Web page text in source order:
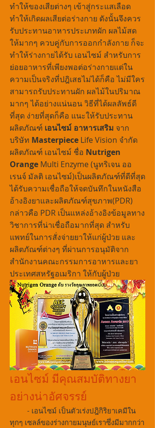
ทำให้ของเสียต่างๆ เข้าสู่กระแสเลือด
ทำให้เกิดผลเสียต่อร่างกาย ดังนั้นจึงควร
รับประทานอาหารประเภทผัก ผลไม้สด
ให้มากๆ ควบคู่กับการออกกำลังกาย ก็จะ
ทำให้ร่างกายได้รับ เอนไซม์ สำหรับการ
ย่อยอาหารที่เพียงพอต่อร่างกายแต่ใน
ความเป็นจริงที่ปฎิเสธไม่ได้ก็คือ ไม่มีใคร
สามารถรับประทานผัก ผลไม้ในปริมาณ
มากๆ ได้อย่างแน่นอน วิธีที่ได้ผลลัพธ์ดี
ที่สุด ง่ายที่สุดก็คือ แนะให้รับประทาน
ผลิตภัณฑ์ เอนไซม์ อาหารเสริม จาก
บริษัท Masterpiece Life Vision จำกัด
ผลิตภัณฑ์ เอนไซม์ ชื่อ Nutrigen
Orange Multi Enzyme (นูทริเจน ออ
เรนจ์ มัลติ เอนไซม์)เป็นผลิตภัณฑ์ที่ดีที่สุด
ได้รับความเชื่อถือให้จดบันทึกในหนังสือ
อ้างอิงยาและผลิตภัณฑ์สุขภาพ(PDR)
กล่าวคือ PDR เป็นแหล่งอ้างอิงข้อมูลทาง
วิชาการที่น่าเชื่อถือมากที่สุด สำหรับ
แพทย์ในการสั่งจ่ายยาให้แก่ผู้ป่วย และ
ผลิตภัณฑ์ต่างๆ ที่ผ่านการอนุมัติจาก
สำนักงานคณะกรรมการอาหารและยา
ประเทศสหรัฐอเมริกา ให้กับผู้ป่วย
เอนไซม์ มีคุณสมบัติทางยา
อย่างน่าอัศจรรย์
- เอนไซม์ เป็นตัวเร่งปฎิกิริยาเคมีใน
ทุกๆ เซลล์ของร่างกายมนุษย์เราซึ่งมีมากกว่า